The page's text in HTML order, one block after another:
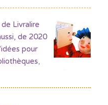
Livralire
de 2020
pour
,